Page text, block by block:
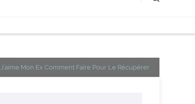
J’aime Mon Ex Comment Faire Pour Le Récupérer